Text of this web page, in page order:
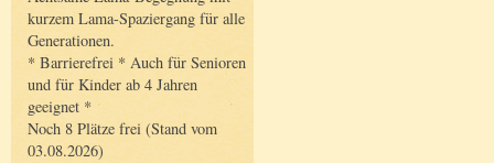
kurzem Lama-Spaziergang für alle
Generationen.
* Barrierefrei * Auch für Senioren
und für Kinder ab 4 Jahren
geeignet *
Noch 8 Plätze frei (Stand vom
03.08.2026)